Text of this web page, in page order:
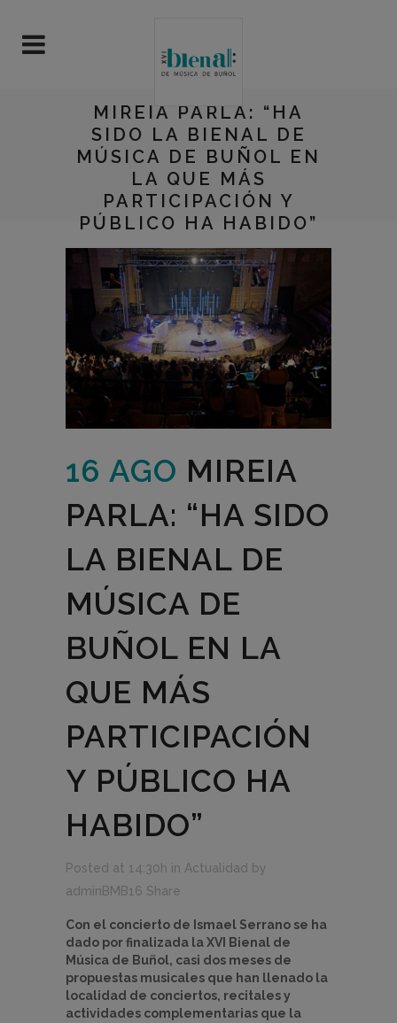
MIREIA PARLA: “HA
SIDO LA BIENAL DE
MÚSICA DE BUÑOL EN
LA QUE MÁS
PARTICIPACIÓN Y
PÚBLICO HA HABIDO”
16 AGO MIREIA
PARLA: “HA SIDO
LA BIENAL DE
MÚSICA DE
BUÑOL EN LA
QUE MÁS
PARTICIPACIÓN
Y PÚBLICO HA
HABIDO”
Posted at 14:30h in Actualidad
by
adminBMB16 Share
Con el concierto de Ismael Serrano se ha
dado por finalizada la XVI Bienal de
Música de Buñol, casi dos meses de
propuestas musicales que han llenado la
localidad de conciertos, recitales y
actividades complementarias que la